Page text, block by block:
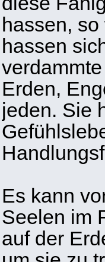
hassen,
hassen
Erden,
jeden. Sie
Es kann
Seelen im
auf der